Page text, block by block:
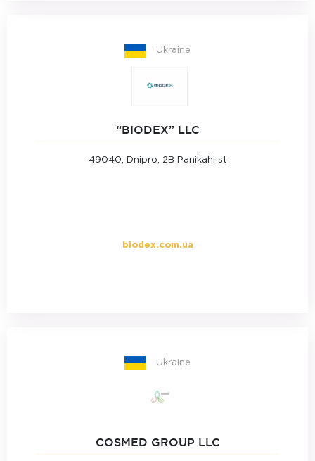
Ukraine
“BIODEX” LLC
49040, Dnipro, 2B Panikahi st
biodex.com.ua
Ukraine
COSMED GROUP LLC